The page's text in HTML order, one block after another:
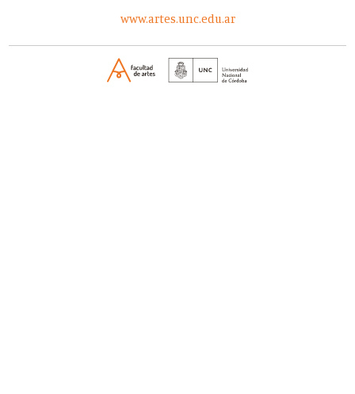
www.artes.unc.edu.ar